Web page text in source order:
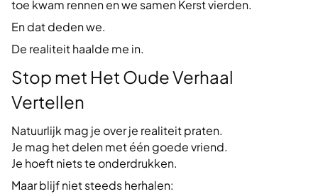
toe kwam rennen en we samen Kerst vierden.
En dat deden we.
De realiteit haalde me in.
Stop met Het Oude Verhaal
Vertellen
Natuurlijk mag je over je realiteit praten.
Je mag het delen met één goede vriend.
Je hoeft niets te onderdrukken.
Maar blijf niet steeds herhalen: